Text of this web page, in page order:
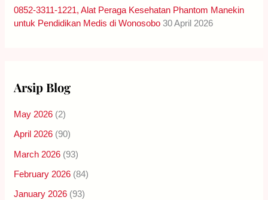
0852-3311-1221, Alat Peraga Kesehatan Phantom Manekin
untuk Pendidikan Medis di Wonosobo 30 April 2026
Arsip Blog
May 2026 (2)
April 2026 (90)
March 2026 (93)
February 2026 (84)
January 2026 (93)